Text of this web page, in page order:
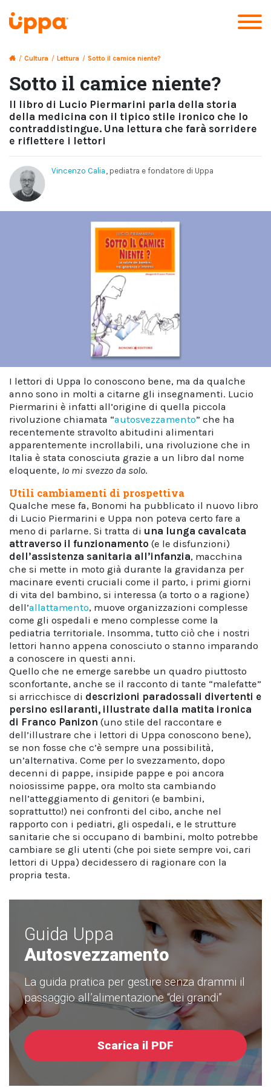
/ Cultura / Lettura / Sotto il camice niente?
Sotto il camice niente?
Il libro di Lucio Piermarini parla della storia
della medicina con il tipico stile ironico che lo
contraddistingue. Una lettura che farà sorridere
e riflettere i lettori
Vincenzo Calia , pediatra e fondatore di Uppa
I lettori di Uppa lo conoscono bene, ma da qualche
anno sono in molti a citarne gli insegnamenti. Lucio
Piermarini è infatti all’origine di quella piccola
rivoluzione chiamata “autosvezzamento” che ha
recentemente stravolto abitudini alimentari
apparentemente incrollabili, una rivoluzione che in
Italia è stata conosciuta grazie a un libro dal nome
eloquente, Io mi svezzo da solo.
Utili cambiamenti di prospettiva
Qualche mese fa, Bonomi ha pubblicato il nuovo libro
di Lucio Piermarini e Uppa non poteva certo fare a
meno di parlarne. Si tratta di una lunga cavalcata
attraverso il funzionamento (e le disfunzioni)
dell’assistenza sanitaria all’infanzia, macchina
che si mette in moto già durante la gravidanza per
macinare eventi cruciali come il parto, i primi giorni
di vita del bambino, si interessa (a torto o a ragione)
dell’allattamento, muove organizzazioni complesse
come gli ospedali e meno complesse come la
pediatria territoriale. Insomma, tutto ciò che i nostri
lettori hanno appena conosciuto o stanno imparando
a conoscere in questi anni.
Quello che ne emerge sarebbe un quadro piuttosto
sconfortante, anche se il racconto di tante “malefatte”
si arricchisce di descrizioni paradossali divertenti e
persino esilaranti, illustrate dalla matita ironica
di Franco Panizon (uno stile del raccontare e
dell’illustrare che i lettori di Uppa conoscono bene),
se non fosse che c’è sempre una possibilità,
un’alternativa. Come per lo svezzamento, dopo
decenni di pappe, insipide pappe e poi ancora
noiosissime pappe, ora molto sta cambiando
nell’atteggiamento di genitori (e bambini,
soprattutto!) nei confronti del cibo, anche nel
rapporto con i pediatri, gli ospedali, e le strutture
sanitarie che si occupano di bambini, molto potrebbe
cambiare se gli utenti (che poi siete sempre voi, cari
lettori di Uppa) decidessero di ragionare con la
propria testa.
Guida Uppa
Autosvezzamento
La guida pratica per gestire senza drammi il
passaggio all’alimentazione “dei grandi”
Scarica il PDF